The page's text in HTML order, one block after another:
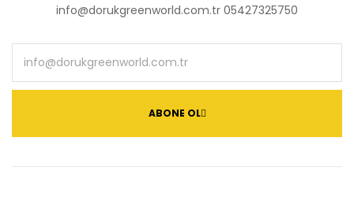
info@dorukgreenworld.com.tr 05427325750
ABONE OL